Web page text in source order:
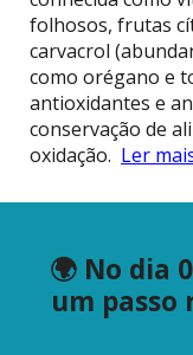
folhosos, frutas
carvacrol
como orégano e
antioxidantes e
conservação de
oxidação. Ler
🌍 No dia
um passo